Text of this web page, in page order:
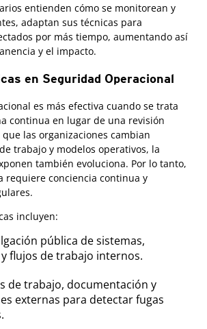
entienden cómo se monitorean y
adaptan sus técnicas para
por más tiempo, aumentando así
y el impacto.
en Seguridad Operacional
es más efectiva cuando se trata
continua en lugar de una revisión
las organizaciones cambian
trabajo y modelos operativos, la
también evoluciona. Por lo tanto,
requiere conciencia continua y
incluyen:
pública de sistemas,
flujos de trabajo internos.
de trabajo, documentación y
externas para detectar fugas